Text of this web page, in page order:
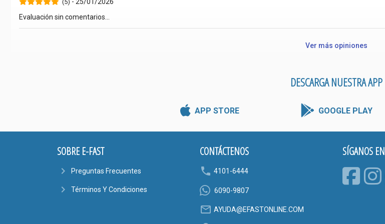
(5)
Evaluación sin comentarios...
Ver más opiniones
DESCARGA NUESTRA APP
APP STORE GOOGLE PLAY
SOBRE E-FAST
navigate_next Preguntas Frecuentes
navigate_next Términos Y Condiciones
CONTÁCTENOS
phone 4101-6444
6090-9807
mail_outline AYUDA@EFASTONLINE.COM
SÍGANOS EN